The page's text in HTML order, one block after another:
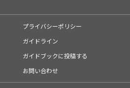
プライバシーポリシー
ガイドライン
ガイドブックに投稿する
お問い合わせ